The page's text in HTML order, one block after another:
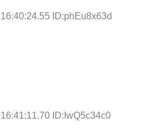
ID:phEu8x63d
ID:IwQ5c34c0